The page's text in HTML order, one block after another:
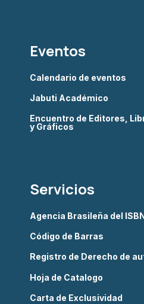
Eventos
Calendario de eventos
Jabuti Académico
Encuentro de Editores,
y Gráficos
Servicios
Agencia Brasileña del
Código de Barras
Registro de Derecho de
Hoja de Catalogo
Carta de Exclusividad